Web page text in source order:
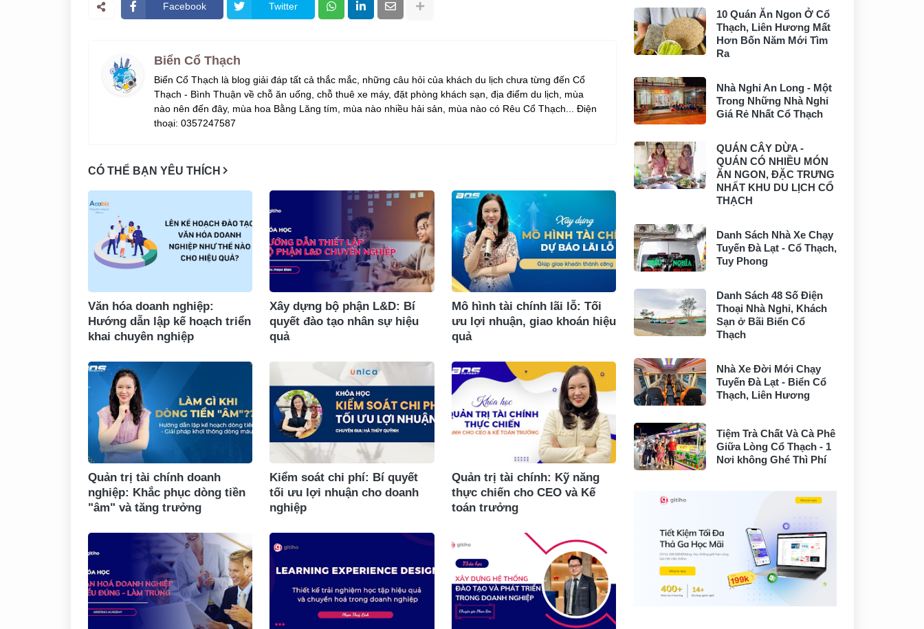
Facebook Twitter
Biển Cổ Thạch
Biển Cổ Thạch là blog giải đáp tất cả thắc mắc, những câu hỏi của khách du lịch chưa từng đến Cổ
Thạch - Bình Thuận về chỗ ăn uống, chỗ thuê xe máy, đặt phòng khách sạn, địa điểm du lịch, mùa
nào nên đến đây, mùa hoa Bằng Lăng tím, mùa nào nhiều hải sản, mùa nào có Rêu Cổ Thạch... Điện
thoại: 0357247587
CÓ THỂ BẠN YÊU THÍCH
Văn hóa doanh nghiệp:
Hướng dẫn lập kế hoạch triển
khai chuyên nghiệp
Xây dựng bộ phận L&D: Bí
quyết đào tạo nhân sự hiệu
quả
Mô hình tài chính lãi lỗ: Tối
ưu lợi nhuận, giao khoán hiệu
quả
Quản trị tài chính doanh
nghiệp: Khắc phục dòng tiền
"âm" và tăng trưởng
Kiểm soát chi phí: Bí quyết
tối ưu lợi nhuận cho doanh
nghiệp
Quản trị tài chính: Kỹ năng
thực chiến cho CEO và Kế
toán trưởng
10 Quán Ăn Ngon Ở Cổ
Thạch, Liên Hương Mất
Hơn Bốn Năm Mới Tìm
Ra
Nhà Nghỉ An Long - Một
Trong Những Nhà Nghỉ
Giá Rẻ Nhất Cổ Thạch
QUÁN CÂY DỪA -
QUÁN CÓ NHIỀU MÓN
ĂN NGON, ĐẶC TRƯNG
NHẤT KHU DU LỊCH CỔ
THẠCH
Danh Sách Nhà Xe Chạy
Tuyến Đà Lạt - Cổ Thạch,
Tuy Phong
Danh Sách 48 Số Điện
Thoại Nhà Nghỉ, Khách
Sạn ở Bãi Biển Cổ
Thạch
Nhà Xe Đời Mới Chạy
Tuyến Đà Lạt - Biển Cổ
Thạch, Liên Hương
Tiệm Trà Chất Và Cà Phê
Giữa Lòng Cổ Thạch - 1
Nơi không Ghé Thì Phí